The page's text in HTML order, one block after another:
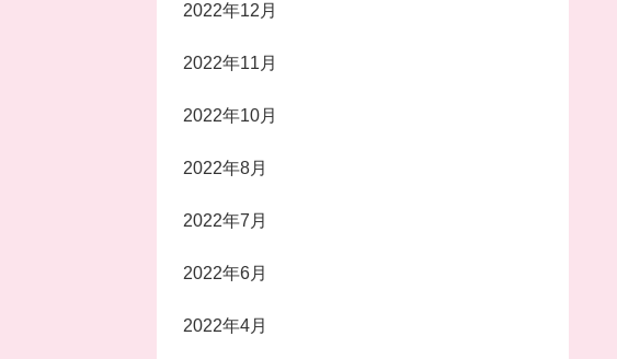
2022年12月
2022年11月
2022年10月
2022年8月
2022年7月
2022年6月
2022年4月